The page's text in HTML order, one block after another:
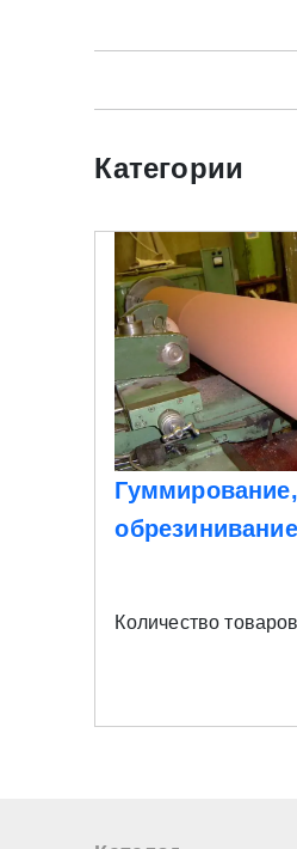
Категории
Гуммирование,
обрезинивание
Количество
* -
Нажимая на